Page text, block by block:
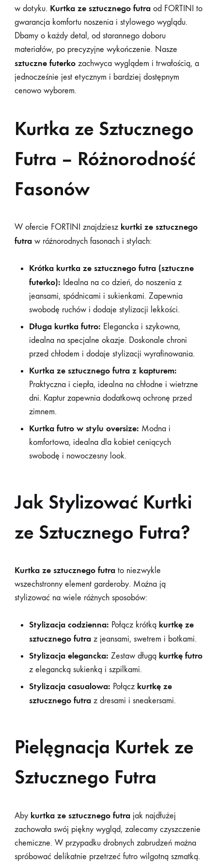
w dotyku. Kurtka ze sztucznego futra od FORTINI to
gwarancja komfortu noszenia i stylowego wyglądu.
Dbamy o każdy detal, od starannego doboru
materiałów, po precyzyjne wykończenie. Nasze
sztuczne futerko zachwyca wyglądem i trwałością, a
jednocześnie jest etycznym i bardziej dostępnym
cenowo wyborem.
Kurtka ze Sztucznego
Futra – Różnorodność
Fasonów
W ofercie FORTINI znajdziesz kurtki ze sztucznego
futra w różnorodnych fasonach i stylach:
Krótka kurtka ze sztucznego futra (sztuczne
futerko): Idealna na co dzień, do noszenia z
jeansami, spódnicami i sukienkami. Zapewnia
swobodę ruchów i dodaje stylizacji lekkości.
Długa kurtka futro: Elegancka i szykowna,
idealna na specjalne okazje. Doskonale chroni
przed chłodem i dodaje stylizacji wyrafinowania.
Kurtka ze sztucznego futra z kapturem:
Praktyczna i ciepła, idealna na chłodne i wietrzne
dni. Kaptur zapewnia dodatkową ochronę przed
zimnem.
Kurtka futro w stylu oversize: Modna i
komfortowa, idealna dla kobiet ceniących
swobodę i nowoczesny look.
Jak Stylizować Kurtki
ze Sztucznego Futra?
Kurtka ze sztucznego futra to niezwykle
wszechstronny element garderoby. Można ją
stylizować na wiele różnych sposobów:
Stylizacja codzienna: Połącz krótką kurtkę ze
sztucznego futra z jeansami, swetrem i botkami.
Stylizacja elegancka: Zestaw długą kurtkę futro
z elegancką sukienką i szpilkami.
Stylizacja casualowa: Połącz kurtkę ze
sztucznego futra z dresami i sneakersami.
Pielęgnacja Kurtek ze
Sztucznego Futra
Aby kurtka ze sztucznego futra jak najdłużej
zachowała swój piękny wygląd, zalecamy czyszczenie
chemiczne. W przypadku drobnych zabrudzeń można
spróbować delikatnie przetrzeć futro wilgotną szmatką.